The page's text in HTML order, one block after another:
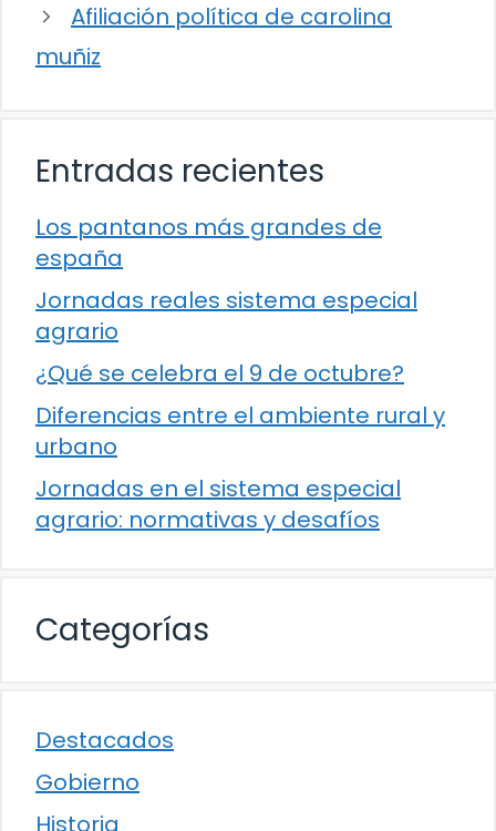
Afiliación política de carolina
muñiz
Entradas recientes
Los pantanos más grandes de
españa
Jornadas reales sistema especial
agrario
¿Qué se celebra el 9 de octubre?
Diferencias entre el ambiente rural y
urbano
Jornadas en el sistema especial
agrario: normativas y desafíos
Categorías
Destacados
Gobierno
Historia